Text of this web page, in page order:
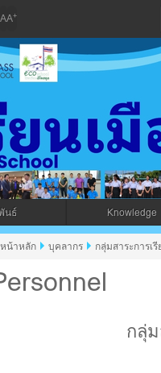
AA+
องก
ดยคนไทย
นธ์ Knowledge
หน้าหลัก บุคลากร กลุ่มสาระการเ
กลุ่